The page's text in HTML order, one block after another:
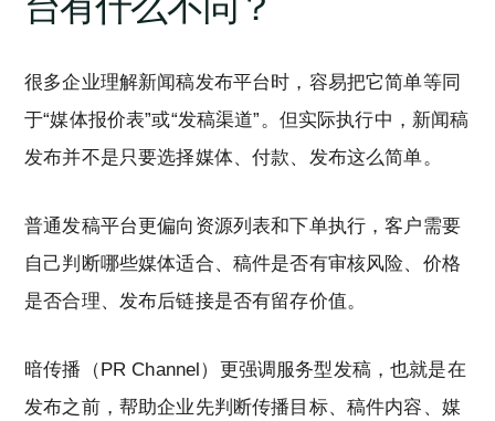
很多企业理解新闻稿发布平台时，容易把它简单等同
于“媒体报价表”或“发稿渠道”。但实际执行中，新闻稿
发布并不是只要选择媒体、付款、发布这么简单。
普通发稿平台更偏向资源列表和下单执行，客户需要
自己判断哪些媒体适合、稿件是否有审核风险、价格
是否合理、发布后链接是否有留存价值。
暗传播（PR Channel）更强调服务型发稿，也就是在
发布之前，帮助企业先判断传播目标、稿件内容、媒